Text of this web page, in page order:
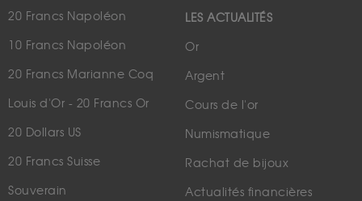
20 Francs Napoléon
10 Francs Napoléon
20 Francs Marianne Coq
Louis d'Or - 20 Francs Or
20 Dollars US
20 Francs Suisse
Souverain
LES ACTUALITÉS
Or
Argent
Cours de l'or
Numismatique
Rachat de bijoux
Actualités financières